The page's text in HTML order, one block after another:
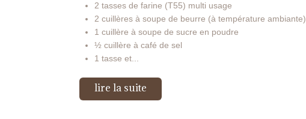
2 tasses de farine (T55) multi usage
2 cuillères à soupe de beurre (à température ambiante)
1 cuillère à soupe de sucre en poudre
½ cuillère à café de sel
1 tasse et...
lire la suite